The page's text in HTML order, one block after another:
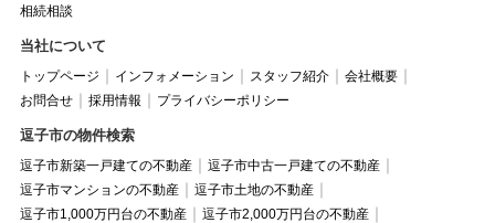
相続相談
当社について
トップページ インフォメーション スタッフ紹介
会社概要
お問合せ
採用情報 プライバシーポリシー
逗子市の物件検索
逗子市新築一戸建ての不動産
逗子市中古一戸建ての不動産
逗子市マンションの不動産
逗子市土地の不動産
逗子市1,000万円台の不動産
逗子市2,000万円台の不動産